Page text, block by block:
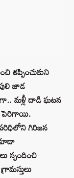
తప్పించుకుని
జాడ
మళ్లీ దాడి ఘటన
పెరిగాయి.
గిరిజన
స్పందించి